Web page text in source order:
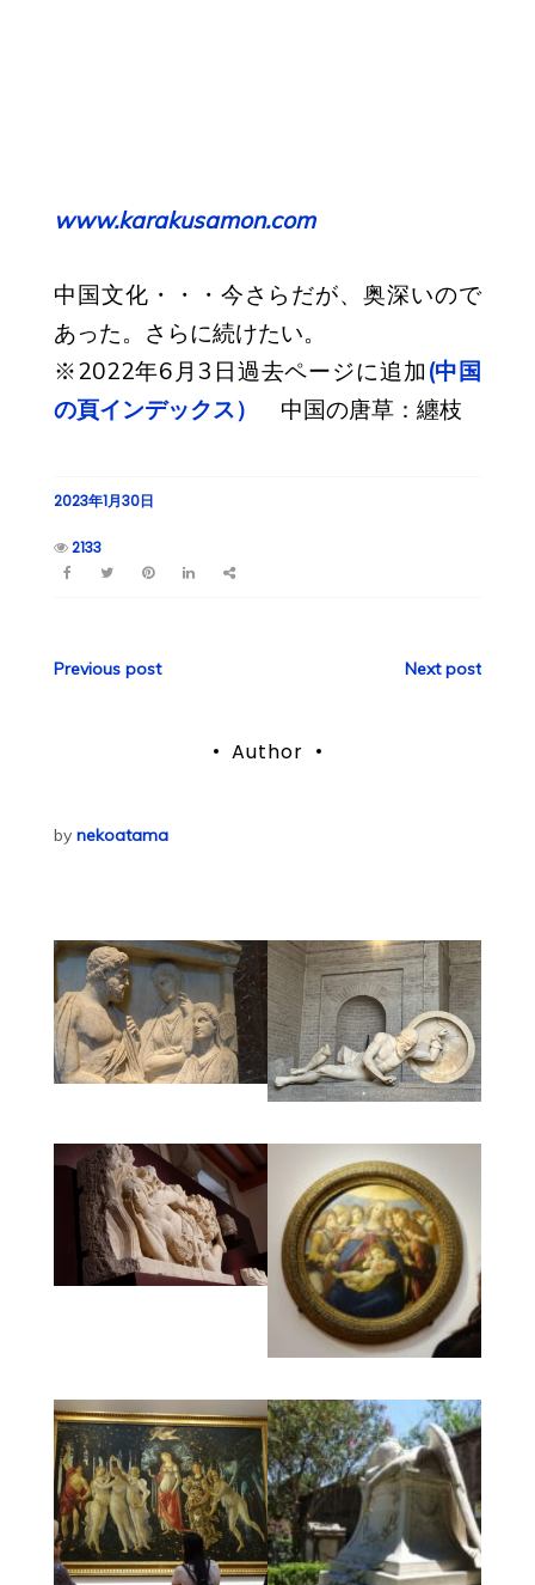
www.karakusamon.com
中国文化・・・今さらだが、奥深いので
あった。さらに続けたい。
※2022年6月3日過去ページに追加 (中国
の頁インデックス）
中国の唐草：纏枝
2023年1月30日
2133
投
ゲ
シ
ョ
ン
Previous post Next post
Author
by nekoatama